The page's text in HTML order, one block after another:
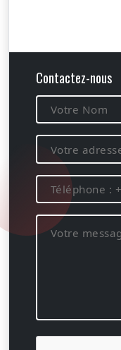
Contactez-nous